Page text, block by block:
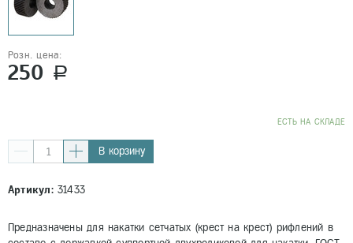
Розн. цена:
250 a
EСТЬ НА СКЛАДЕ
В корзину
Артикул:31433
Предназначены для накатки сетчатых (крест на крест) рифлений в